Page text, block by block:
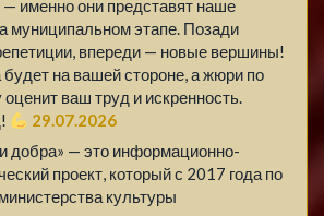
именно они представят наше
муниципальном этапе. Позади
впереди — новые вершины!
на вашей стороне, а жюри по
оценит ваш труд и искренность.
29.07.2026
добра» — это информационно-
проект, который с 2017 года по
культуры